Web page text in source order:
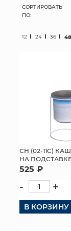
СОРТИРОВАТЬ
ПО:
12 24 36 48
СН (02-11C)
НА
525 ₽
- +
В КОРЗИНУ